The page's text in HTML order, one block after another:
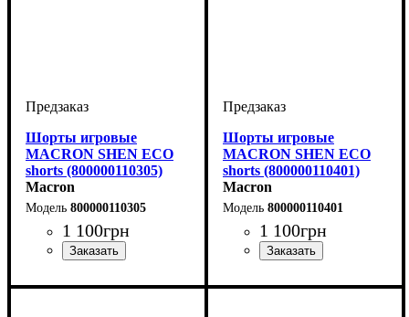
Шорты игровые
MACRON SHEN ECO
shorts (800000110305)
Macron
800000110305
1 100грн
Шорты игровые
MACRON SHEN ECO
shorts (800000110401)
Macron
800000110401
1 100грн